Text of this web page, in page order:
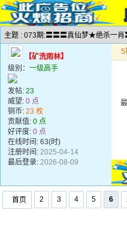
主题 : 073期:〓〓〓真仙梦★绝杀一肖
【矿洗雨林】
级别： 一级高手
发帖: 23
威望: 0 点
铜币: 23 枚
贡献值: 0 点
好评度: 0 点
在线时间: 63(时)
注册时间: 2025-04-14
最后登录: 2026-08-09
5
首页 2 3 4 5 6